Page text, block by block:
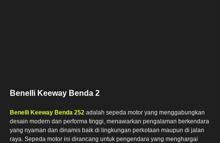
Benelli Keeway Benda 2
Benelli Keeway Benda 252 adalah sepeda motor yang menggabungkan
desain modern dan performa tinggi, menawarkan pengalaman berkendara
yang nyaman dan dinamis baik di lingkungan perkotaan maupun di jalan
raya. Sepeda motor ini dirancang untuk pengendara yang menghargai